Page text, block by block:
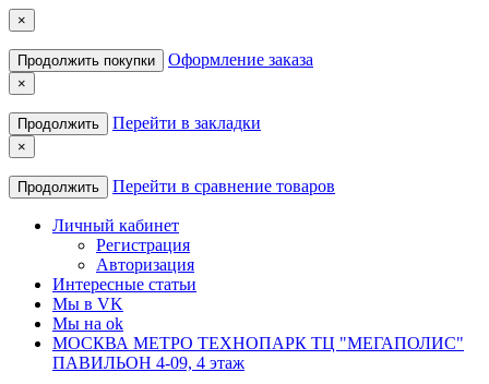
×
Продолжить покупки Оформление заказа
×
Продолжить Перейти в закладки
×
Продолжить Перейти в сравнение товаров
Личный кабинет
Регистрация
Авторизация
Интересные статьи
Мы в VK
Мы на ok
МОСКВА МЕТРО ТЕХНОПАРК ТЦ "МЕГАПОЛИС"
ПАВИЛЬОН 4-09, 4 этаж